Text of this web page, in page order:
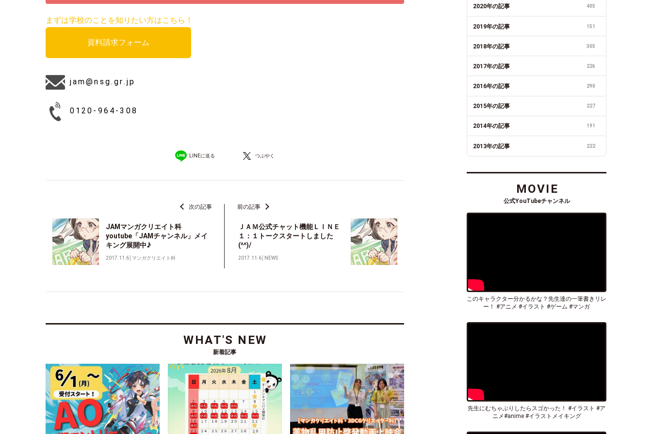
まずは学校のことを知りたい方はこちら！
資料請求フォーム
jam@nsg.gr.jp
0120-964-308
LINEに送る つぶやく
次の記事
JAMマンガクリエイト科
youtube「JAMチャンネル」メイ
キング展開中♪
2017.11.6│ マンガクリエイト科
前の記事
ＪＡＭ公式チャット機能ＬＩＮＥ
１：１トークスタートしました
(^^)/
2017.11.6 NEWS
WHAT'S NEW
新着記事
2020年の記事 405
2019年の記事 151
2018年の記事 305
2017年の記事 226
2016年の記事 290
2015年の記事 227
2014年の記事 191
2013年の記事 222
MOVIE
公式YouTubeチャンネル
このキャラクター分かるかな？先生達の一筆書きリレ
ー！ #アニメ #イラスト #ゲーム #マンガ
先生にむちゃぶりしたらスゴかった！ #イラスト #ア
ニメ#anime #イラストメイキング